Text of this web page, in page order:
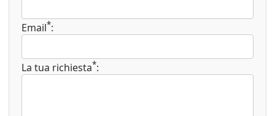
Email*:
La tua richiesta*: